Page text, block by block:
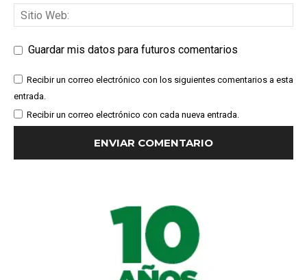
Guardar mis datos para futuros comentarios
Recibir un correo electrónico con los siguientes comentarios a esta
entrada.
Recibir un correo electrónico con cada nueva entrada.